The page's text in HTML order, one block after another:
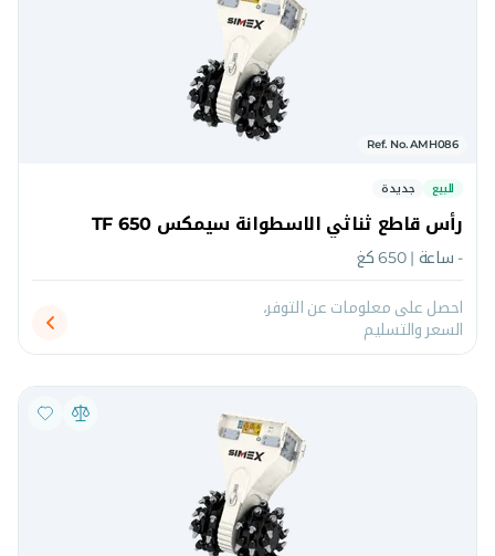
Ref. No. AMH086
للبيع
جديدة
رأس قاطع ثناثي الاسطوانة سيمكس TF 650
- ساعة | 650 كغ
احصل على معلومات عن التوفر،
السعر والتسليم